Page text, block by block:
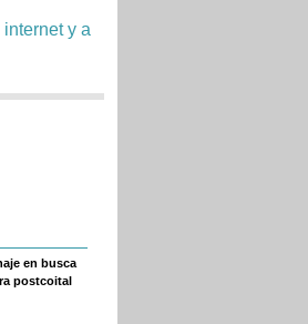
en busca
postcoital